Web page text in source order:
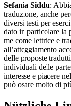
Sefania Siddu:
traduzione, anche
diversi testi per
dato in particolare la
me come lettrice e
all’atteggiamento
delle proposte
individuali delle
interesse e piacere
può osare molto di